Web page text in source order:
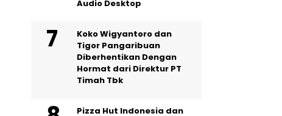
Audio Desktop
Koko Wigyantoro dan
Tigor Pangaribuan
Diberhentikan Dengan
Hormat dari Direktur PT
Timah Tbk
Pizza Hut Indonesia dan